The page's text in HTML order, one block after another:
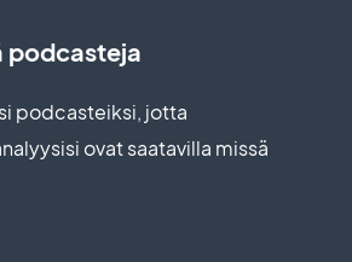
podcasteja
podcasteiksi, jotta
ovat saatavilla missä